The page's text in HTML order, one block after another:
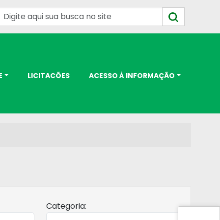
LICITACÕES ACESSO À INFORMAÇÃO
Categoria: